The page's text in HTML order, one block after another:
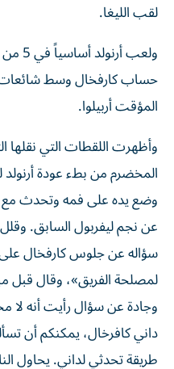
لقب الليغا.
حساب كارفخال وسط
المؤقت أربيلوا.
وأظهرت اللقطات التي نقلها
المخضرم من بطء عودة أرنولد
وضع يده على فمه وتحدث مع
عن نجم ليفربول السابق.
سؤاله عن جلوس كارفخال على
لمصلحة الفريق»، وقال قبل
وجادة عن سؤال رأيت أنه لا
داني كافرخال، يمكنكم أن
طريقة تحدثي لداني. يحاول